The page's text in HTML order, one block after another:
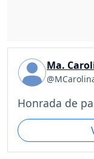
Ma.
Honrada de